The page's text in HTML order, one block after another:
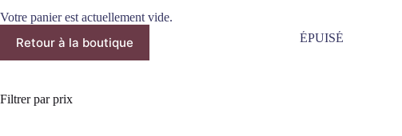
ÉPUISÉ
Votre panier est actuellement vide.
Retour à la boutique
Filtrer par prix